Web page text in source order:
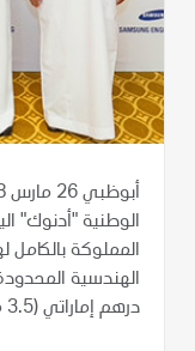
الوطنية "أدنوك"
المملوكة
درهم إماراتي (3.5 مليار دولار).